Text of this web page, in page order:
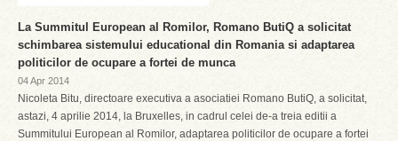
La Summitul European al Romilor, Romano ButiQ a solicitat
schimbarea sistemului educational din Romania si adaptarea
politicilor de ocupare a fortei de munca
04 Apr 2014
Nicoleta Bitu, directoare executiva a asociatiei Romano ButiQ, a solicitat,
astazi, 4 aprilie 2014, la Bruxelles, in cadrul celei de-a treia editii a
Summitului European al Romilor, adaptarea politicilor de ocupare a fortei